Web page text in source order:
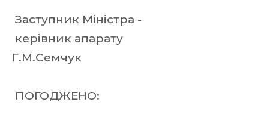
Заступник Міністра -
керівник апарату
Г.М.Семчук
ПОГОДЖЕНО: